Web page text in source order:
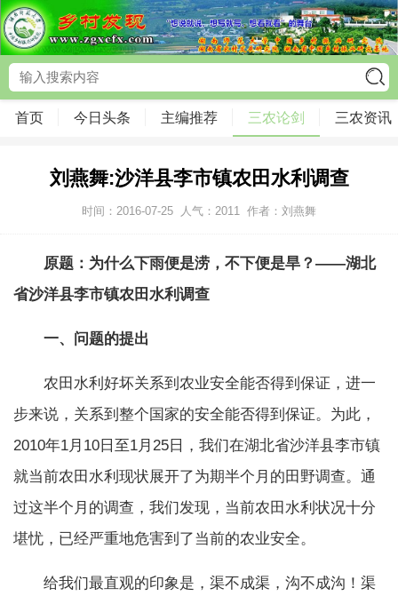
首页 今日头条 主编推荐 三农论剑 三农资讯
刘燕舞:沙洋县李市镇农田水利调查
时间：2016-07-25 人气： 2011 作者：刘燕舞
原题：为什么下雨便是涝，不下便是旱？——湖北
省沙洋县李市镇农田水利调查
一、问题的提出
农田水利好坏关系到农业安全能否得到保证，进一
步来说，关系到整个国家的安全能否得到保证。为此，
2010年1月10日至1月25日，我们在湖北省沙洋县李市镇
就当前农田水利现状展开了为期半个月的田野调查。通
过这半个月的调查，我们发现，当前农田水利状况十分
堪忧，已经严重地危害到了当前的农业安全。
给我们最直观的印象是，渠不成渠，沟不成沟！渠